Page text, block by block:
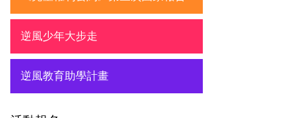
逆風少年大步走
逆風教育助學計畫